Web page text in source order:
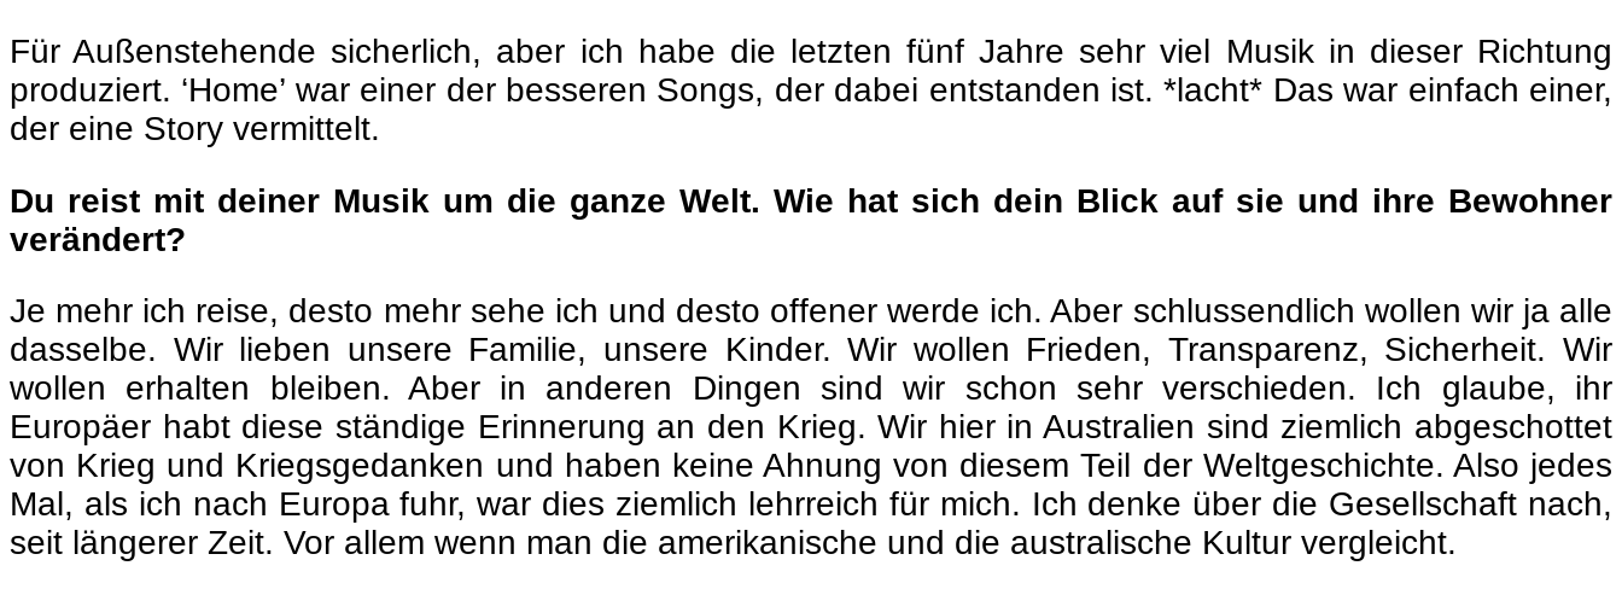
Für Außenstehende sicherlich, aber ich habe die letzten fünf Jahre sehr viel Musik in dieser Richtung
produziert. ‘Home’ war einer der besseren Songs, der dabei entstanden ist. *lacht* Das war einfach einer,
der eine Story vermittelt.
Du reist mit deiner Musik um die ganze Welt. Wie hat sich dein Blick auf sie und ihre Bewohner
verändert?
Je mehr ich reise, desto mehr sehe ich und desto offener werde ich. Aber schlussendlich wollen wir ja alle
dasselbe. Wir lieben unsere Familie, unsere Kinder. Wir wollen Frieden, Transparenz, Sicherheit. Wir
wollen erhalten bleiben. Aber in anderen Dingen sind wir schon sehr verschieden. Ich glaube, ihr
Europäer habt diese ständige Erinnerung an den Krieg. Wir hier in Australien sind ziemlich abgeschottet
von Krieg und Kriegsgedanken und haben keine Ahnung von diesem Teil der Weltgeschichte. Also jedes
Mal, als ich nach Europa fuhr, war dies ziemlich lehrreich für mich. Ich denke über die Gesellschaft nach,
seit längerer Zeit. Vor allem wenn man die amerikanische und die australische Kultur vergleicht.